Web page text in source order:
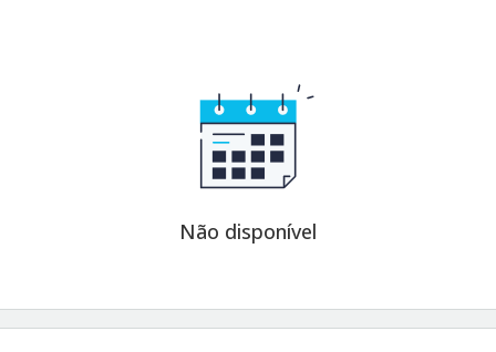
Não disponível